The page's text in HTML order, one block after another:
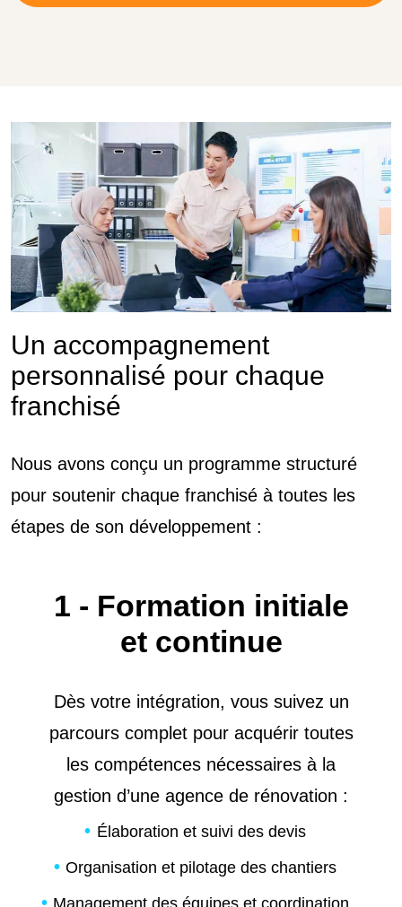
Un accompagnement
personnalisé pour chaque
franchisé
Nous avons conçu un programme structuré
pour soutenir chaque franchisé à toutes les
étapes de son développement :
1 - Formation initiale
et continue
Dès votre intégration, vous suivez un
parcours complet pour acquérir toutes
les compétences nécessaires à la
gestion d’une agence de rénovation :
Élaboration et suivi des devis
Organisation et pilotage des chantiers
Management des équipes et coordination